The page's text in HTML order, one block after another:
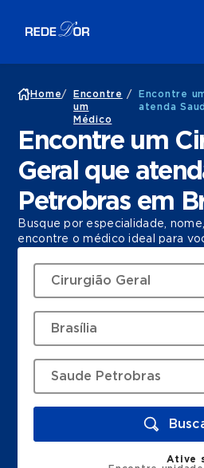
Home/
Encontre
um
Médico
/
Encontre
atenda
Encontre um
Geral que
Petrobras em
Busque por especialidade,
encontre o médico ideal para
Ative